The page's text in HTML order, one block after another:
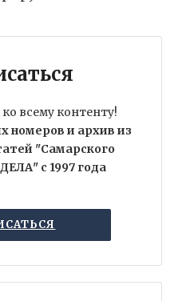
всему контенту!
номеров и архив из
"Самарского
с 1997 года